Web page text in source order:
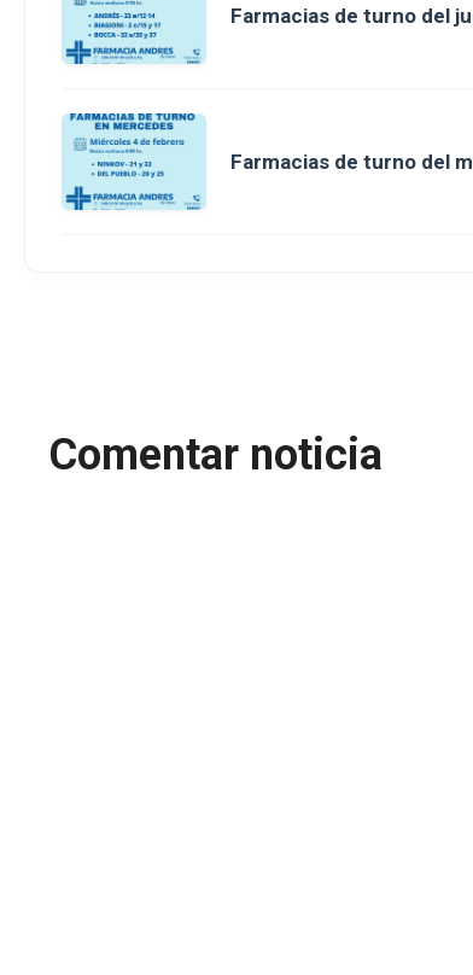
Farmacias de turno del
Farmacias de turno del
Comentar noticia